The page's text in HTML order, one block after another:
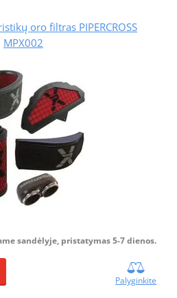
oro filtras PIPERCROSS
MPX002
sandėlyje, pristatymas 5-7 dienos.
Palyginkite